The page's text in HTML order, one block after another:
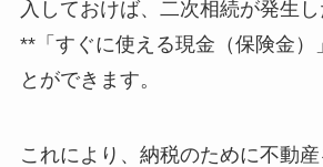
入しておけば、二次相続が発生
**「すぐに使える現金（保険金）
とができます。
これにより、納税のために不動